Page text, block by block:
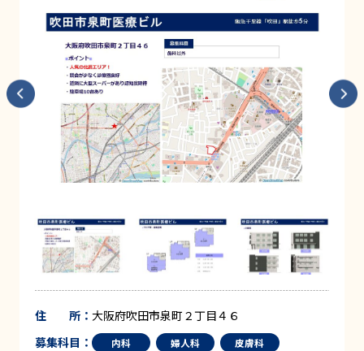
住 所： 大阪府吹田市泉町２丁目４６
募集科目：
内科 婦人科
皮膚科